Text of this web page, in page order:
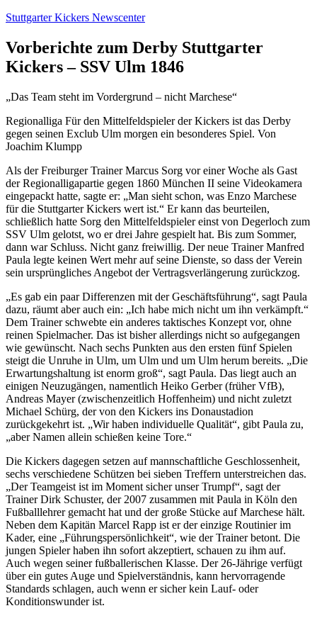
Zum
springen
Stuttgarter Kickers Newscenter
Vorberichte zum Derby Stuttgarter
Kickers – SSV Ulm 1846
„Das Team steht im Vordergrund – nicht Marchese“
Regionalliga Für den Mittelfeldspieler der Kickers ist das Derby
gegen seinen Exclub Ulm morgen ein besonderes Spiel. Von
Joachim Klumpp
Als der Freiburger Trainer Marcus Sorg vor einer Woche als Gast
der Regionalligapartie gegen 1860 München II seine Videokamera
eingepackt hatte, sagte er: „Man sieht schon, was Enzo Marchese
für die Stuttgarter Kickers wert ist.“ Er kann das beurteilen,
schließlich hatte Sorg den Mittelfeldspieler einst von Degerloch zum
SSV Ulm gelotst, wo er drei Jahre gespielt hat. Bis zum Sommer,
dann war Schluss. Nicht ganz freiwillig. Der neue Trainer Manfred
Paula legte keinen Wert mehr auf seine Dienste, so dass der Verein
sein ursprüngliches Angebot der Vertragsverlängerung zurückzog.
„Es gab ein paar Differenzen mit der Geschäftsführung“, sagt Paula
dazu, räumt aber auch ein: „Ich habe mich nicht um ihn verkämpft.“
Dem Trainer schwebte ein anderes taktisches Konzept vor, ohne
reinen Spielmacher. Das ist bisher allerdings nicht so aufgegangen
wie gewünscht. Nach sechs Punkten aus den ersten fünf Spielen
steigt die Unruhe in Ulm, um Ulm und um Ulm herum bereits. „Die
Erwartungshaltung ist enorm groß“, sagt Paula. Das liegt auch an
einigen Neuzugängen, namentlich Heiko Gerber (früher VfB),
Andreas Mayer (zwischenzeitlich Hoffenheim) und nicht zuletzt
Michael Schürg, der von den Kickers ins Donaustadion
zurückgekehrt ist. „Wir haben individuelle Qualität“, gibt Paula zu,
„aber Namen allein schießen keine Tore.“
Die Kickers dagegen setzen auf mannschaftliche Geschlossenheit,
sechs verschiedene Schützen bei sieben Treffern unterstreichen das.
„Der Teamgeist ist im Moment sicher unser Trumpf“, sagt der
Trainer Dirk Schuster, der 2007 zusammen mit Paula in Köln den
Fußballlehrer gemacht hat und der große Stücke auf Marchese hält.
Neben dem Kapitän Marcel Rapp ist er der einzige Routinier im
Kader, eine „Führungspersönlichkeit“, wie der Trainer betont. Die
jungen Spieler haben ihn sofort akzeptiert, schauen zu ihm auf.
Auch wegen seiner fußballerischen Klasse. Der 26-Jährige verfügt
über ein gutes Auge und Spielverständnis, kann hervorragende
Standards schlagen, auch wenn er sicher kein Lauf- oder
Konditionswunder ist.